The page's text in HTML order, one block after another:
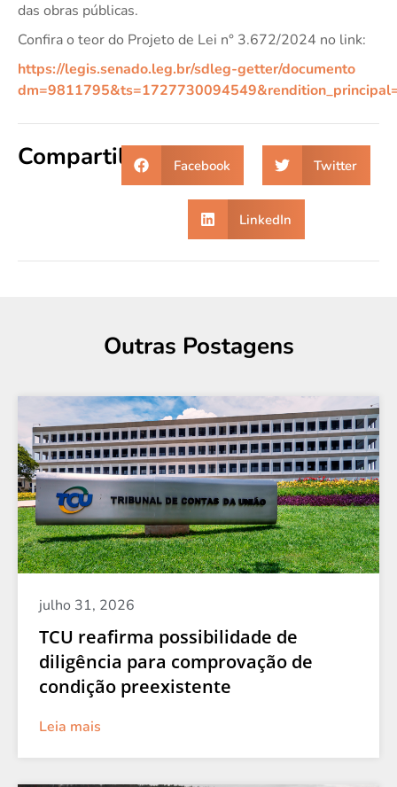
das obras públicas.
Confira o teor do Projeto de Lei n° 3.672/2024 no link:
https://legis.senado.leg.br/sdleg-getter/documento
Compartilhe: Facebook Twitter
LinkedIn
Outras Postagens
julho 31, 2026
TCU reafirma possibilidade de
diligência para comprovação de
condição preexistente
Leia mais